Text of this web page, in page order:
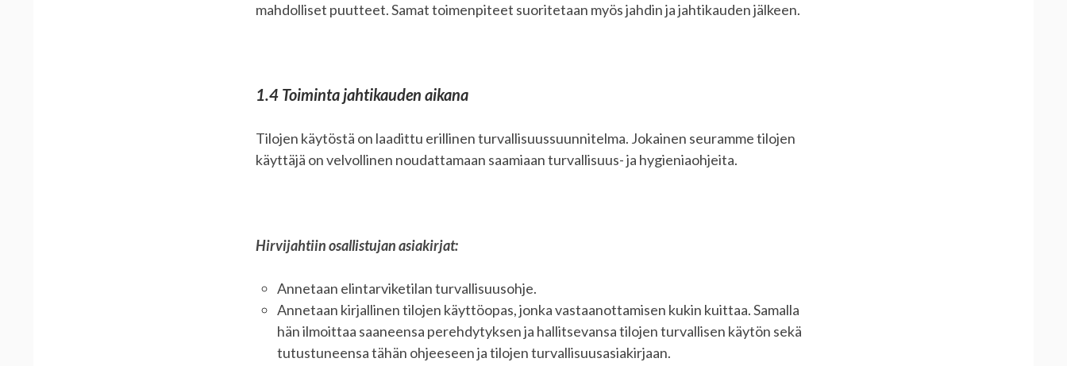
mahdolliset puutteet. Samat toimenpiteet suoritetaan myös jahdin ja jahtikauden jälkeen.
1.4 Toiminta jahtikauden aikana
Tilojen käytöstä on laadittu erillinen turvallisuussuunnitelma. Jokainen seuramme tilojen
käyttäjä on velvollinen noudattamaan saamiaan turvallisuus- ja hygieniaohjeita.
Hirvijahtiin osallistujan asiakirjat:
Annetaan elintarviketilan turvallisuusohje.
Annetaan kirjallinen tilojen käyttöopas, jonka vastaanottamisen kukin kuittaa. Samalla
hän ilmoittaa saaneensa perehdytyksen ja hallitsevansa tilojen turvallisen käytön sekä
tutustuneensa tähän ohjeeseen ja tilojen turvallisuusasiakirjaan.